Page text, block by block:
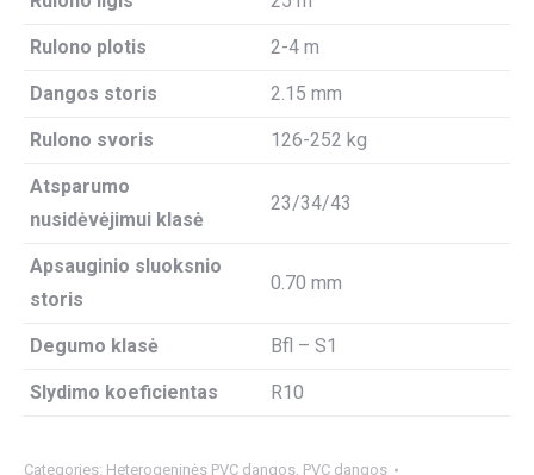
Rulono plotis 2-4 m
Dangos storis 2.15 mm
Rulono svoris 126-252 kg
Atsparumo
nusidėvėjimui klasė
23/34/43
Apsauginio sluoksnio
storis
0.70 mm
Degumo klasė Bfl – S1
Slydimo koeficientas R10
Categories: Heterogeninės PVC dangos, PVC dangos